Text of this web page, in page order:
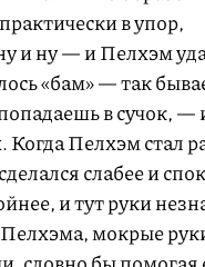
в упор,
и ну — и Пелхэм
«бам» — так
в сучок, —
Когда Пелхэм стал
слабее и
и тут руки
мокрые